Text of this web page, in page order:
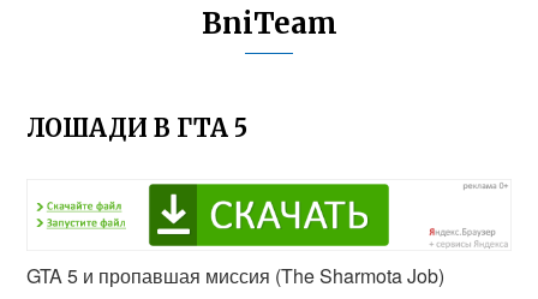
BniTeam
ЛОШАДИ В ГТА 5
GTA 5 и пропавшая миссия (The Sharmota Job)